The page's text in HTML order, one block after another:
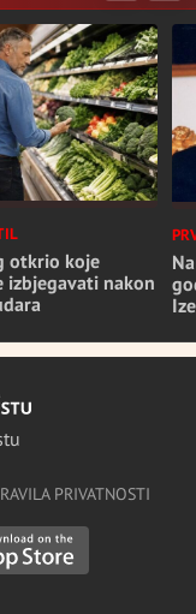
otkrio koje
izbjegavati nakon
PRIVATNOSTI